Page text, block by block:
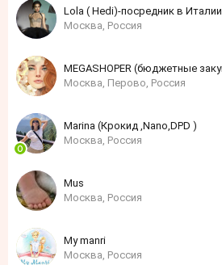
Lola ( Hedi)-посредник в Италии
Москва, Россия
Москва, Перово, Россия
Marina (Крокид ,Nano,DPD )
Москва, Россия
Mus
Москва, Россия
My manri
Москва, Россия